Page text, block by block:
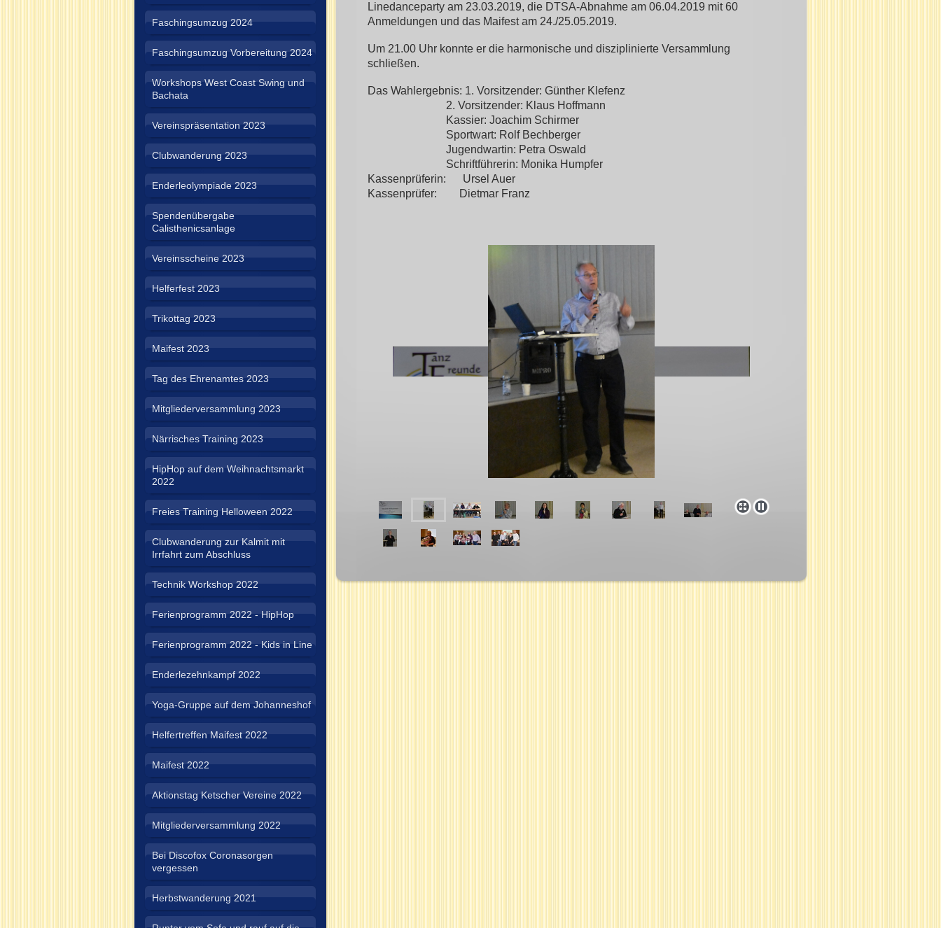
Linedanceparty am 23.03.2019, die DTSA-Abnahme am 06.04.2019 mit 60
Anmeldungen und das Maifest am 24./25.05.2019.
Um 21.00 Uhr konnte er die harmonische und disziplinierte Versammlung
schließen.
Das Wahlergebnis: 1. Vorsitzender: Günther Klefenz
2. Vorsitzender: Klaus Hoffmann
Kassier: Joachim Schirmer
Sportwart: Rolf Bechberger
Jugendwartin: Petra Oswald
Schriftführerin: Monika Humpfer
Kassenprüferin: Ursel Auer
Kassenprüfer: Dietmar Franz
Faschingsumzug 2024
Faschingsumzug Vorbereitung 2024
Workshops West Coast Swing und
Bachata
Vereinspräsentation 2023
Clubwanderung 2023
Enderleolympiade 2023
Spendenübergabe
Calisthenicsanlage
Vereinsscheine 2023
Helferfest 2023
Trikottag 2023
Maifest 2023
Tag des Ehrenamtes 2023
Mitgliederversammlung 2023
Närrisches Training 2023
HipHop auf dem Weihnachtsmarkt
2022
Freies Training Helloween 2022
Clubwanderung zur Kalmit mit
Irrfahrt zum Abschluss
Technik Workshop 2022
Ferienprogramm 2022 - HipHop
Ferienprogramm 2022 - Kids in Line
Enderlezehnkampf 2022
Yoga-Gruppe auf dem Johanneshof
Helfertreffen Maifest 2022
Maifest 2022
Aktionstag Ketscher Vereine 2022
Mitgliederversammlung 2022
Bei Discofox Coronasorgen
vergessen
Herbstwanderung 2021